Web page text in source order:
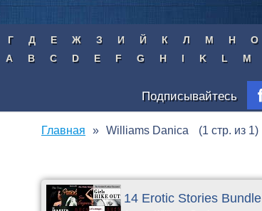
Г Д Е Ж З И Й К Л М Н О
A
B C D E F G H I K L M
Подписывайтесь
Главная Williams Danica (1 стр. из 1)
14 Erotic Stories Bundle